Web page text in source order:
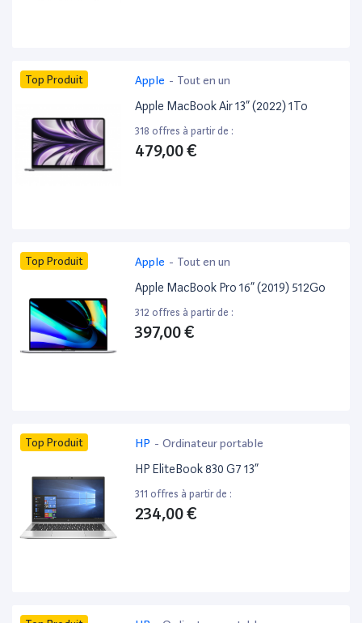
Top Produit Apple - Tout en un
Apple MacBook Air 13” (2022) 1To
318 offres à partir de :
479,00 €
Top Produit Apple - Tout en un
Apple MacBook Pro 16” (2019) 512Go
312 offres à partir de :
397,00 €
Top Produit HP - Ordinateur portable
HP EliteBook 830 G7 13”
311 offres à partir de :
234,00 €